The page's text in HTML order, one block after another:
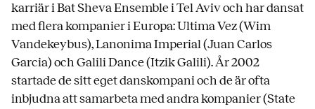
karriär i Bat Sheva Ensemble i Tel Aviv och har dansat
med flera kompanier i Europa: Ultima Vez (Wim
Vandekeybus), Lanonima Imperial (Juan Carlos
Garcia) och Galili Dance (Itzik Galili). År 2002
startade de sitt eget danskompani och de är ofta
inbjudna att samarbeta med andra kompanier (State